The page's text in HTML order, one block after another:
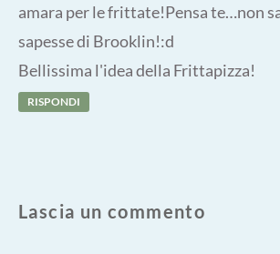
amara per le frittate!Pensa te…non
sapesse di Brooklin!:d
Bellissima l'idea della Frittapizza!
RISPONDI
Lascia un commento